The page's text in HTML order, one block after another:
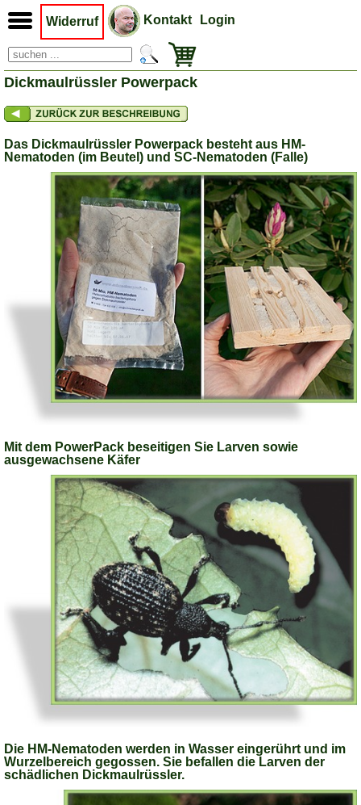
Widerruf Kontakt Login
Dickmaulrüssler Powerpack
Das Dickmaulrüssler Powerpack besteht aus HM-
Nematoden (im Beutel) und SC-Nematoden (Falle)
Mit dem PowerPack beseitigen Sie Larven sowie
ausgewachsene Käfer
Die HM-Nematoden werden in Wasser eingerührt und im
Wurzelbereich gegossen. Sie befallen die Larven der
schädlichen Dickmaulrüssler.